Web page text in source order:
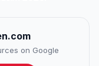
on Google